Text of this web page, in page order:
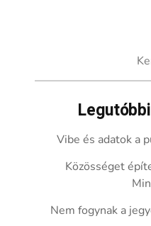
Vibe és adatok a
Közösséget
Nem fogynak a